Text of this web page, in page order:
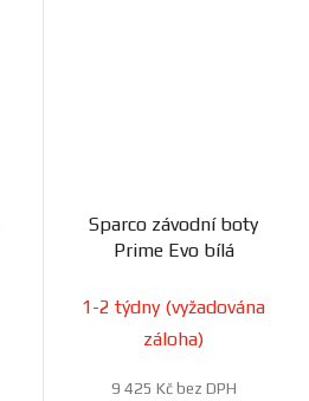
Sparco závodní boty
Prime Evo bílá
1-2 týdny (vyžadována
záloha)
9 425 Kč bez DPH